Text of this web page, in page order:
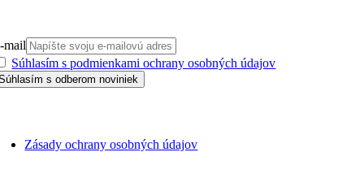
mail
Súhlasím s podmienkami ochrany osobných údajov
Zásady ochrany osobných údajov